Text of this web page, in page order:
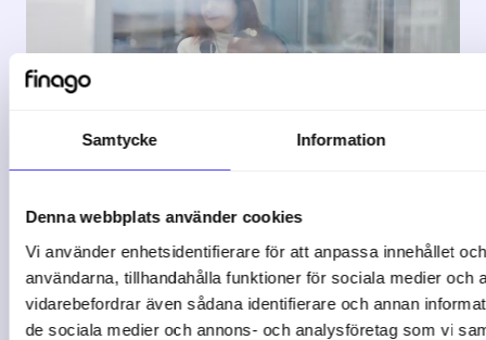
Samtycke Information
Denna webbplats använder cookies
Vi använder enhetsidentifierare för att anpassa innehållet
användarna, tillhandahålla funktioner för sociala medier och
vidarebefordrar även sådana identifierare och annan
de sociala medier och annons- och analysföretag som vi
Trygg regelefterlevnad
i vardagen